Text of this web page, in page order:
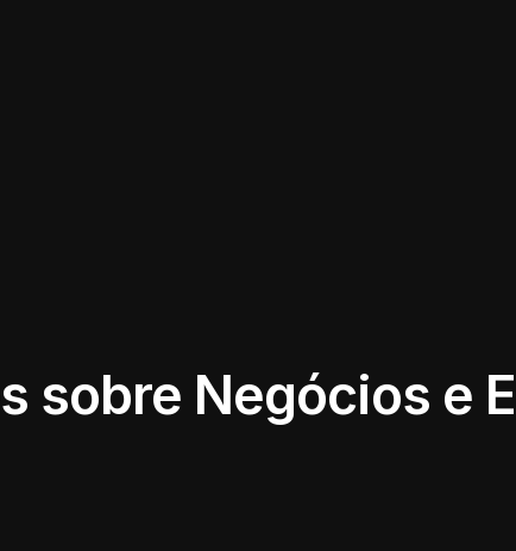
sobre Negócios e